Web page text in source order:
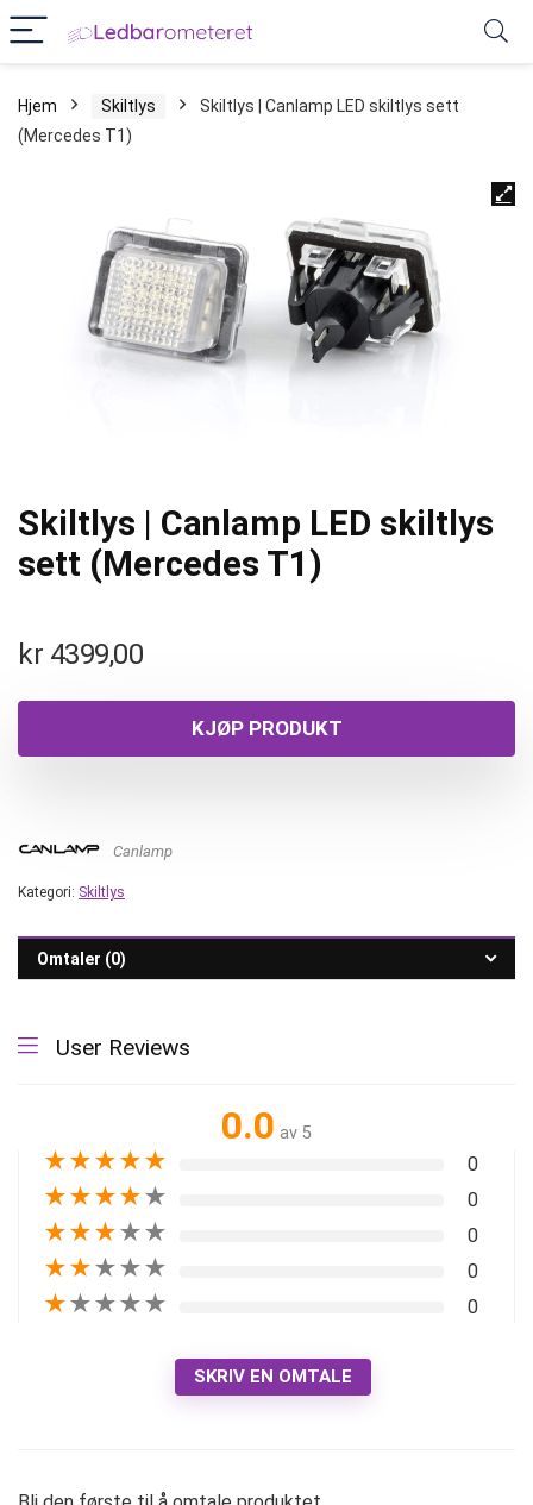
Hjem Skiltlys
Skiltlys | Canlamp LED skiltlys sett
(Mercedes T1)
Skiltlys | Canlamp LED skiltlys
sett (Mercedes T1)
kr 4399,00
KJØP PRODUKT
Canlamp
Kategori: Skiltlys
Omtaler (0)
User Reviews
0.0 av 5
★★★★★ 0
★★★★★ 0
★★★★★ 0
★★★★★ 0
★★★★★ 0
SKRIV EN OMTALE